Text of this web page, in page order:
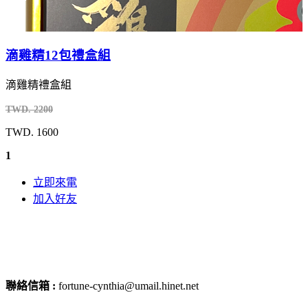
滴雞精12包禮盒組
滴雞精禮盒組
TWD. 2200
TWD. 1600
1
立即來電
加入好友
聯絡信箱 : fortune-cynthia@umail.hinet.net